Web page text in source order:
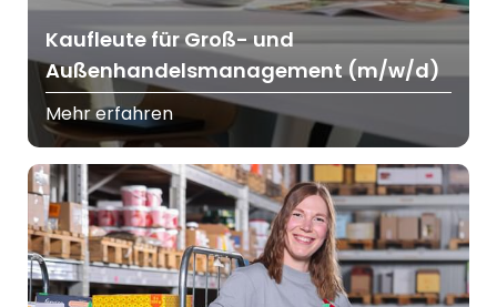
Kaufleute für Groß- und
Außenhandelsmanagement (m/w/d)
Mehr erfahren